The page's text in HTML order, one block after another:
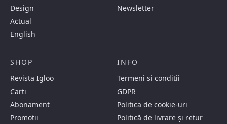
Design
Actual
English
Newsletter
SHOP
Revista Igloo
Carti
Abonament
Promotii
INFO
Termeni si conditii
GDPR
Politica de cookie-uri
Politică de livrare și retur